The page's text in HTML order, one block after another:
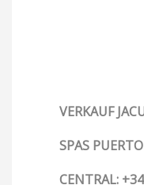
VERKAUF
SPAS
CENTRAL: